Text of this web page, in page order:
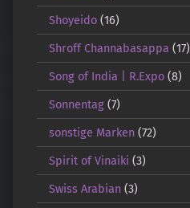
Shoyeido(16)
Shroff Channabasappa (17)
Song of India | R.Expo(8)
Sonnentag(7)
sonstige Marken(72)
Spirit of Vinaiki (3)
Swiss Arabian(3)